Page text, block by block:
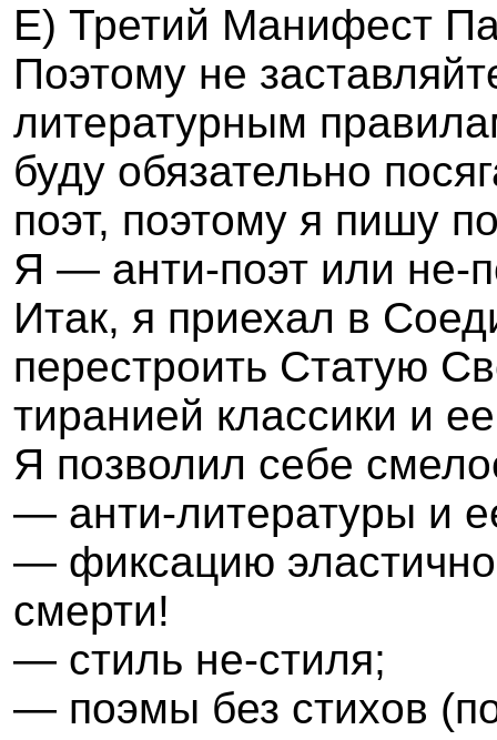
E) Третий Манифест
Поэтому не
литературным
буду обязательно
поэт, поэтому я пишу
Я — анти-поэт или не-
Итак, я приехал в
перестроить Статую
тиранией классики и
Я позволил себе
— анти-литературы и
— фиксацию
смерти!
— стиль не-стиля;
— поэмы без стихов